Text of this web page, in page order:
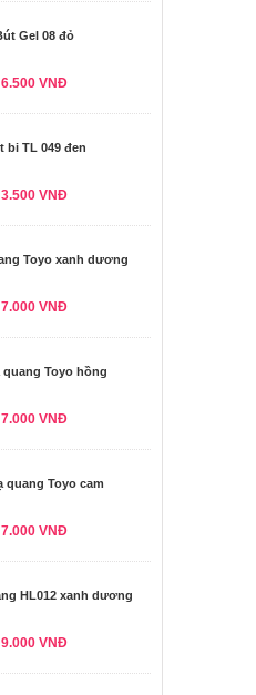
Gel 08 đỏ
6.500 VNĐ
bi TL 049 đen
3.500 VNĐ
Toyo xanh dương
7.000 VNĐ
quang Toyo hồng
7.000 VNĐ
quang Toyo cam
7.000 VNĐ
HL012 xanh dương
9.000 VNĐ